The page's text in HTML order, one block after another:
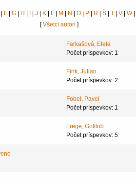
F G H J K L M N O P R Š T V W
[Všetci autori ]
Farkašová, Etela
Počet príspevkov: 1
Fink, Julian
Počet príspevkov: 2
Fobel, Pavel
Počet príspevkov: 1
Frege, Gottlob
Počet príspevkov: 5